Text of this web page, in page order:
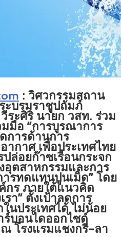
: วิศวกรรมสถาน
ะบรมราชูปถัมภ์
ระศิริ นายก วสท. ร่วม
มือ “การบูรณาการ
การด้านการ
กาศ เพื่อประเทศไทย
ล่อยก๊าซเรือนกระจก
อุตสาหกรรมและการ
รทดแทนปูนเม็ด” โดย
ร ภายใต้แนวคิด
า” ตั้งเป้าลดการ
นประเทศได้ ไม่น้อย
บอนไดออกไซด์
โรงแรมแชงกรี-ลา